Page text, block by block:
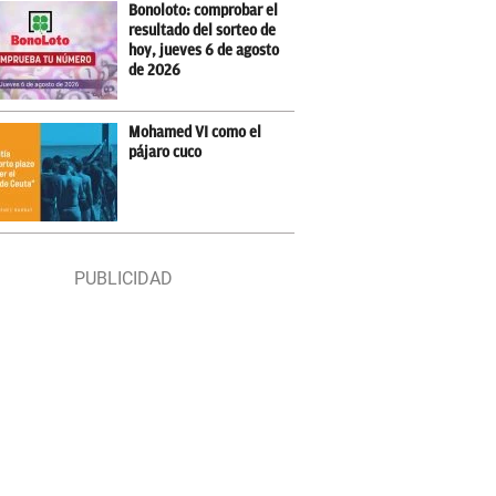
Bonoloto: comprobar el
resultado del sorteo de
hoy, jueves 6 de agosto
de 2026
Mohamed VI como el
pájaro cuco